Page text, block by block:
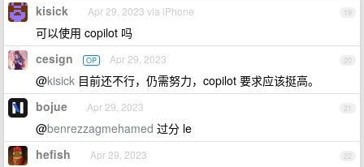
19
kisick Apr 29, 2023 via iPhone
可以使用 copilot 吗
20
cesign OP Apr 29, 2023
@kisick 目前还不行，仍需努力，copilot 要求应该挺高。
21
bojue Apr 29, 2023
@benrezzagmehamed 过分 le
22
hefish Apr 29, 2023